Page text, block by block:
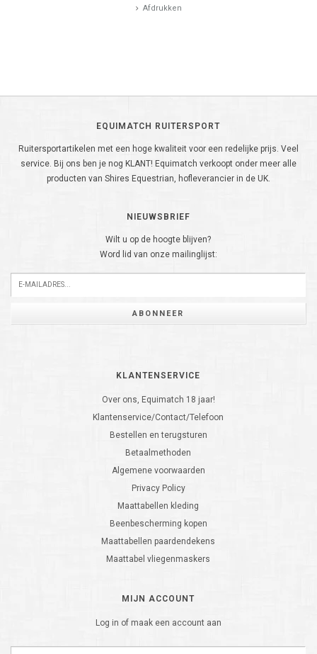
Afdrukken
EQUIMATCH RUITERSPORT
Ruitersportartikelen met een hoge kwaliteit voor een redelijke prijs. Veel
service. Bij ons ben je nog KLANT! Equimatch verkoopt onder meer alle
producten van Shires Equestrian, hofleverancier in de UK.
NIEUWSBRIEF
Wilt u op de hoogte blijven?
Word lid van onze mailinglijst:
ABONNEER
KLANTENSERVICE
Over ons, Equimatch 18 jaar!
Klantenservice/Contact/Telefoon
Bestellen en terugsturen
Betaalmethoden
Algemene voorwaarden
Privacy Policy
Maattabellen kleding
Beenbescherming kopen
Maattabellen paardendekens
Maattabel vliegenmaskers
MIJN ACCOUNT
Log in of maak een account aan